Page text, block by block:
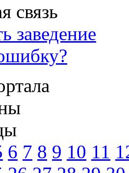
связь
заведение
6 7 8 9 10 11